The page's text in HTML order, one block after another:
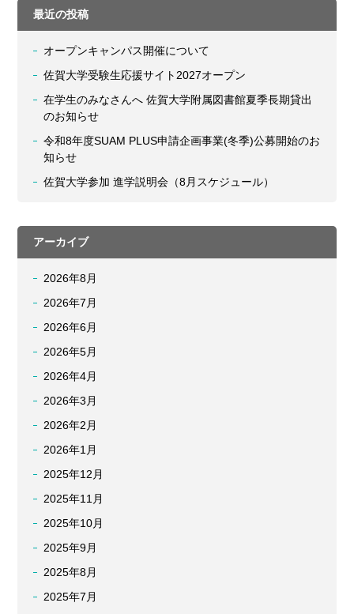
最近の投稿
オープンキャンパス開催について
佐賀大学受験生応援サイト2027オープン
在学生のみなさんへ 佐賀大学附属図書館夏季長期貸出
のお知らせ
令和8年度SUAM PLUS申請企画事業(冬季)公募開始のお
知らせ
佐賀大学参加 進学説明会（8月スケジュール）
アーカイブ
2026年8月
2026年7月
2026年6月
2026年5月
2026年4月
2026年3月
2026年2月
2026年1月
2025年12月
2025年11月
2025年10月
2025年9月
2025年8月
2025年7月